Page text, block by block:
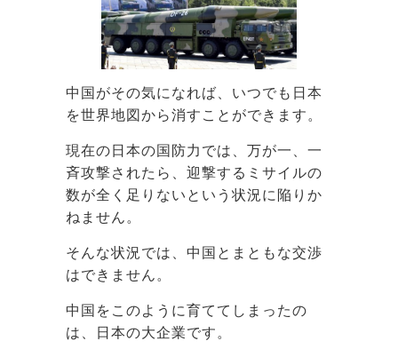
中国がその気になれば、いつでも日本
を世界地図から消すことができます。
現在の日本の国防力では、万が一、一
斉攻撃されたら、迎撃するミサイルの
数が全く足りないという状況に陥りか
ねません。
そんな状況では、中国とまともな交渉
はできません。
中国をこのように育ててしまったの
は、日本の大企業です。